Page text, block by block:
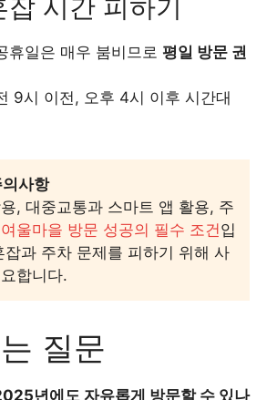
잡 시간 피하기
휴일은 매우 붐비므로 평일 방문 권
9시 이전, 오후 4시 이후 시간대
사항
, 대중교통과 스마트 앱 활용, 주
울마을 방문 성공의 필수 조건입
잡과 주차 문제를 피하기 위해 사
합니다.
질문
년에도 자유롭게 방문할 수 있나